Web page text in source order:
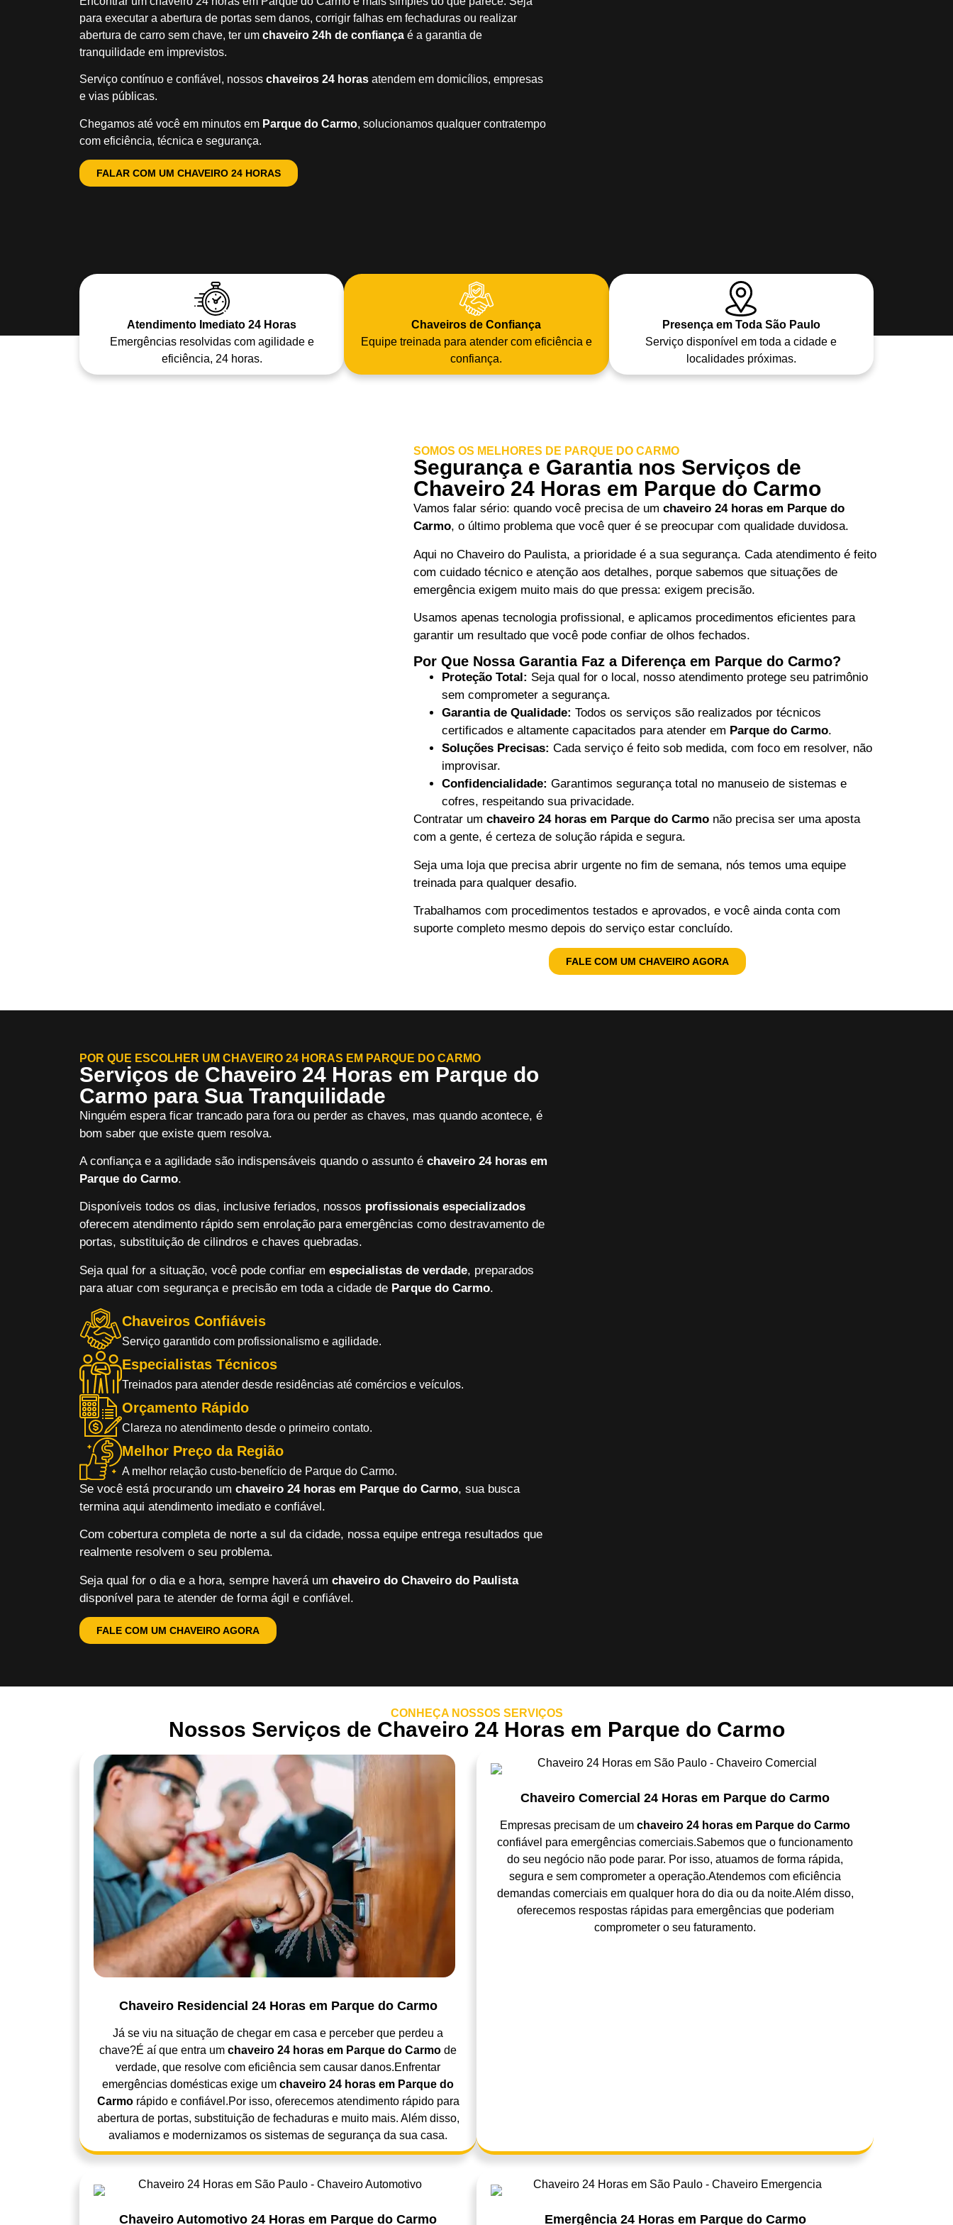
para executar a abertura de portas sem danos, corrigir falhas em fechaduras ou realizar
abertura de carro sem chave, ter um chaveiro 24h de confiança é a garantia de
tranquilidade em imprevistos.
Serviço contínuo e confiável, nossos chaveiros 24 horas atendem em domicílios, empresas
e vias públicas.
Chegamos até você em minutos em Parque do Carmo, solucionamos qualquer contratempo
com eficiência, técnica e segurança.
FALAR COM UM CHAVEIRO 24 HORAS
Atendimento Imediato 24 Horas
Emergências resolvidas com agilidade e
eficiência, 24 horas.
Chaveiros de Confiança
Equipe treinada para atender com eficiência e
confiança.
Presença em Toda São Paulo
Serviço disponível em toda a cidade e
localidades próximas.
SOMOS OS MELHORES DE PARQUE DO CARMO
Segurança e Garantia nos Serviços de
Chaveiro 24 Horas em Parque do Carmo
Vamos falar sério: quando você precisa de um chaveiro 24 horas em Parque do
Carmo, o último problema que você quer é se preocupar com qualidade duvidosa.
Aqui no Chaveiro do Paulista, a prioridade é a sua segurança. Cada atendimento é feito
com cuidado técnico e atenção aos detalhes, porque sabemos que situações de
emergência exigem muito mais do que pressa: exigem precisão.
Usamos apenas tecnologia profissional, e aplicamos procedimentos eficientes para
garantir um resultado que você pode confiar de olhos fechados.
Por Que Nossa Garantia Faz a Diferença em Parque do Carmo?
Proteção Total: Seja qual for o local, nosso atendimento protege seu patrimônio
sem comprometer a segurança.
Garantia de Qualidade: Todos os serviços são realizados por técnicos
certificados e altamente capacitados para atender em Parque do Carmo.
Soluções Precisas: Cada serviço é feito sob medida, com foco em resolver, não
improvisar.
Confidencialidade: Garantimos segurança total no manuseio de sistemas e
cofres, respeitando sua privacidade.
Contratar um chaveiro 24 horas em Parque do Carmo não precisa ser uma aposta
com a gente, é certeza de solução rápida e segura.
Seja uma loja que precisa abrir urgente no fim de semana, nós temos uma equipe
treinada para qualquer desafio.
Trabalhamos com procedimentos testados e aprovados, e você ainda conta com
suporte completo mesmo depois do serviço estar concluído.
FALE COM UM CHAVEIRO AGORA
POR QUE ESCOLHER UM CHAVEIRO 24 HORAS EM PARQUE DO CARMO
Serviços de Chaveiro 24 Horas em Parque do
Carmo para Sua Tranquilidade
Ninguém espera ficar trancado para fora ou perder as chaves, mas quando acontece, é
bom saber que existe quem resolva.
A confiança e a agilidade são indispensáveis quando o assunto é chaveiro 24 horas em
Parque do Carmo.
Disponíveis todos os dias, inclusive feriados, nossos profissionais especializados
oferecem atendimento rápido sem enrolação para emergências como destravamento de
portas, substituição de cilindros e chaves quebradas.
Seja qual for a situação, você pode confiar em especialistas de verdade, preparados
para atuar com segurança e precisão em toda a cidade de Parque do Carmo.
Chaveiros Confiáveis
Serviço garantido com profissionalismo e agilidade.
Especialistas Técnicos
Treinados para atender desde residências até comércios e veículos.
Orçamento Rápido
Clareza no atendimento desde o primeiro contato.
Melhor Preço da Região
A melhor relação custo-benefício de Parque do Carmo.
Se você está procurando um chaveiro 24 horas em Parque do Carmo, sua busca
termina aqui atendimento imediato e confiável.
Com cobertura completa de norte a sul da cidade, nossa equipe entrega resultados que
realmente resolvem o seu problema.
Seja qual for o dia e a hora, sempre haverá um chaveiro do Chaveiro do Paulista
disponível para te atender de forma ágil e confiável.
FALE COM UM CHAVEIRO AGORA
CONHEÇA NOSSOS SERVIÇOS
Nossos Serviços de Chaveiro 24 Horas em Parque do Carmo
Chaveiro Residencial 24 Horas em Parque do Carmo
Já se viu na situação de chegar em casa e perceber que perdeu a
chave?É aí que entra um chaveiro 24 horas em Parque do Carmo de
verdade, que resolve com eficiência sem causar danos.Enfrentar
emergências domésticas exige um chaveiro 24 horas em Parque do
Carmorápido e confiável.Por isso, oferecemos atendimento rápido para
abertura de portas, substituição de fechaduras e muito mais. Além disso,
avaliamos e modernizamos os sistemas de segurança da sua casa.
Chaveiro Comercial 24 Horas em Parque do Carmo
Empresas precisam de um chaveiro 24 horas em Parque do Carmo
confiável para emergências comerciais.Sabemos que o funcionamento
do seu negócio não pode parar. Por isso, atuamos de forma rápida,
segura e sem comprometer a operação.Atendemos com eficiência
demandas comerciais em qualquer hora do dia ou da noite.Além disso,
oferecemos respostas rápidas para emergências que poderiam
comprometer o seu faturamento.
Chaveiro Automotivo 24 Horas em Parque do Carmo Emergência 24 Horas em Parque do Carmo